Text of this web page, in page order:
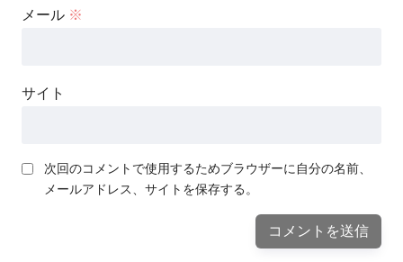
メール ※
サイト
次回のコメントで使用するためブラウザーに自分の名前、
メールアドレス、サイトを保存する。